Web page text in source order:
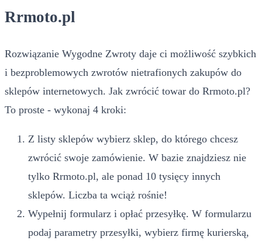
Rrmoto.pl
Rozwiązanie Wygodne Zwroty daje ci możliwość szybkich
i bezproblemowych zwrotów nietrafionych zakupów do
sklepów internetowych. Jak zwrócić towar do Rrmoto.pl?
To proste - wykonaj 4 kroki:
Z listy sklepów wybierz sklep, do którego chcesz
zwrócić swoje zamówienie. W bazie znajdziesz nie
tylko Rrmoto.pl, ale ponad 10 tysięcy innych
sklepów. Liczba ta wciąż rośnie!
Wypełnij formularz i opłać przesyłkę. W formularzu
podaj parametry przesyłki, wybierz firmę kurierską,